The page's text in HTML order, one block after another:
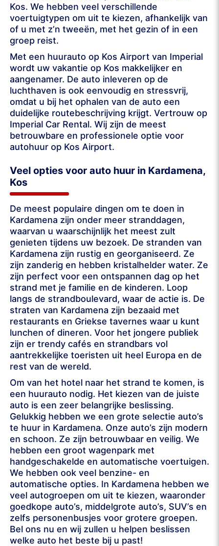
Kos. We hebben veel verschillende
voertuigtypen om uit te kiezen, afhankelijk van
of u met z’n tweeën, met het gezin of in een
groep reist.
Met een huurauto op Kos Airport van Imperial
wordt uw vakantie op Kos makkelijker en
aangenamer. De auto inleveren op de
luchthaven is ook eenvoudig en stressvrij,
omdat u bij het ophalen van de auto een
duidelijke routebeschrijving krijgt. Vertrouw op
Imperial Car Rental. Wij zijn de meest
betrouwbare en professionele optie voor
autohuur op Kos Airport.
Veel opties voor auto huur in Kardamena,
Kos
De meest populaire dingen om te doen in
Kardamena zijn onder meer stranddagen,
waarvan u waarschijnlijk het meest zult
genieten tijdens uw bezoek. De stranden van
Kardamena zijn rustig en georganiseerd. Ze
zijn zanderig en hebben kristalhelder water. Ze
zijn perfect voor een ontspannen dag op het
strand met je familie en de kinderen. Loop
langs de strandboulevard, waar de actie is. De
straten van Kardamena zijn bezaaid met
restaurants en Griekse tavernes waar u kunt
lunchen of dineren. Voor het jongere publiek
zijn er trendy cafés en strandbars vol
aantrekkelijke toeristen uit heel Europa en de
rest van de wereld.
Om van het hotel naar het strand te komen, is
een huurauto nodig. Het kiezen van de juiste
auto is een zeer belangrijke beslissing.
Gelukkig hebben we een grote selectie auto’s
te huur in Kardamena. Onze auto’s zijn modern
en schoon. Ze zijn betrouwbaar en veilig. We
hebben een groot wagenpark met
handgeschakelde en automatische voertuigen.
We hebben ook veel benzine- en
automatische opties. In Kardamena hebben we
veel autogroepen om uit te kiezen, waaronder
goedkope auto’s, middelgrote auto’s, SUV’s en
zelfs personenbusjes voor grotere groepen.
Bel ons nu en wij zullen u helpen beslissen
welke auto het beste bij u past!